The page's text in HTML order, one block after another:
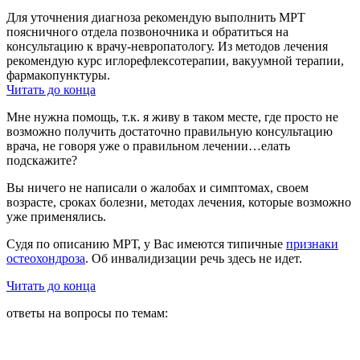
Для уточнения диагноза рекомендую выполнить МРТ
поясничного отдела позвоночника и обратиться на
консультацию к врачу-невропатологу. Из методов лечения
рекомендую курс иглорефлексотерапии, вакуумной терапии,
фармакопунктуры.
Читать до конца
Мне нужна помощь, т.к. я живу в таком месте, где просто не
возможно получить достаточно правильную консультацию
врача, не говоря уже о правильном лечении…елать
подскажите?
Вы ничего не написали о жалобах и симптомах, своем
возрасте, сроках болезни, методах лечения, которые возможно
уже применялись.
Судя по описанию МРТ, у Вас имеются типичные признаки
остеохондроза. Об инвалидизации речь здесь не идет.
Читать до конца
ответы на вопросы по темам: